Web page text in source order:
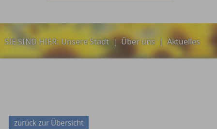
SIE SIND HIER:Unsere Stadt|Über uns| Aktuelles
zurück zur Übersicht